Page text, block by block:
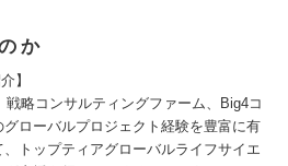
か
】
略コンサルティングファーム、Big4コ
ローバルプロジェクト経験を豊富に有
トップティアグローバルライフサイエ